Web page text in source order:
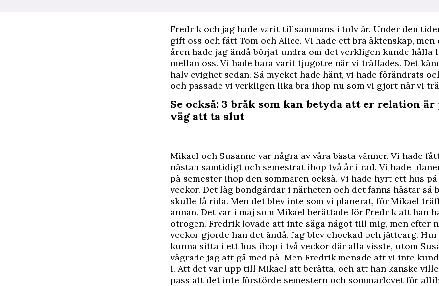
Fredrik och jag hade varit tillsammans i tolv år. Under den
gift oss och fått Tom och Alice. Vi hade ett bra äktenskap, men
åren hade jag ändå börjat undra om det verkligen kunde hålla
mellan oss. Vi hade bara varit tjugotre när vi träffades. Det
halv evighet sedan. Så mycket hade hänt, vi hade förändrats
och passade vi verkligen lika bra ihop nu som vi gjort när vi
Se också: 3 bråk som kan betyda att er relation är
väg att ta slut
Mikael och Susanne var några av våra bästa vänner. Vi hade
nästan samtidigt och semestrat ihop två år i rad. Vi hade
på semester ihop den sommaren också. Vi hade hyrt ett hus
veckor. Det låg bondgårdar i närheten och det fanns hästar så
skulle få rida. Men det blev inte som vi planerat, för Mikael
annan. Det var i maj som Mikael berättade för Fredrik att han
otrogen. Fredrik lovade att inte säga något till mig, men efter
veckor gjorde han det ändå. Jag blev chockad och jättearg.
kunna sitta i ett hus ihop i två veckor där alla visste, utom
vägrade jag att gå med på. Men Fredrik menade att vi inte
i. Att det var upp till Mikael att berätta, och att han kanske
pass att det inte förstörde semestern och sommarlovet för